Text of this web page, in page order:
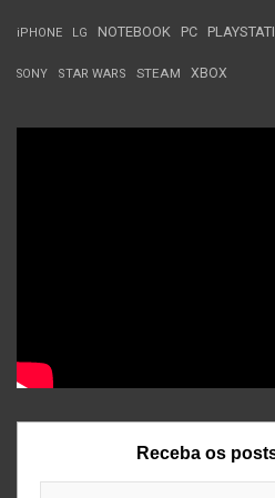
iPHONE LG NOTEBOOK PC
SONY STAR WARS STEAM XBOX
Receba os